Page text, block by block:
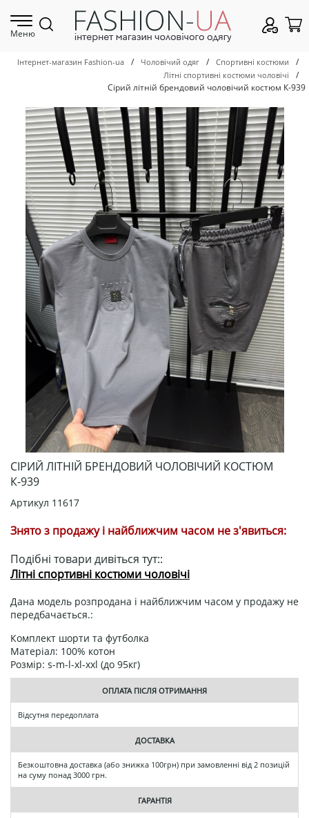
Меню
Інтернет-магазин Fashion-ua / Чоловічий одяг / Спортивні костюми /
Літні спортивні костюми чоловічі
/
Сірий літній брендовий чоловічий костюм К-939
СІРИЙ ЛІТНІЙ БРЕНДОВИЙ ЧОЛОВІЧИЙ КОСТЮМ
К-939
Артикул 11617
Знято з продажу і найближчим часом не з'явиться:
Подібні товари дивіться тут::
Літні спортивні костюми чоловічі
Дана модель розпродана і найближчим часом у продажу не
передбачається.:
Комплект шорти та футболка
Матеріал: 100% котон
Розмір: s-m-l-xl-xxl (до 95кг)
ОПЛАТА ПІСЛЯ ОТРИМАННЯ
Відсутня передоплата
ДОСТАВКА
Безкоштовна доставка (або знижка 100грн) при замовленні від 2 позицій
на суму понад 3000 грн.
ГАРАНТІЯ